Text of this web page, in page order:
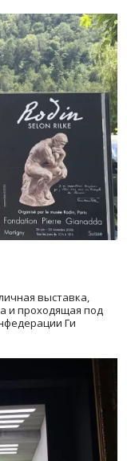
выставка,
и проходящая под
Ги